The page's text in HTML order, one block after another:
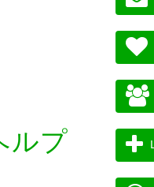
ルプ